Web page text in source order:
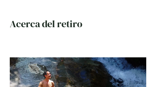
Acerca del retiro